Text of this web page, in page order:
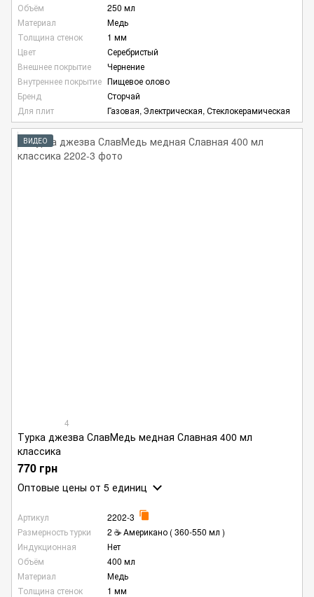
Объём
250 мл
Материал
Медь
Толщина стенок
1 мм
Цвет
Серебристый
Внешнее покрытие
Чернение
Внутреннее покрытие Пищевое олово
Бренд
Сторчай
Для плит
Газовая, Электрическая, Стеклокерамическая
ВИДЕО
4
Турка джезва СлавМедь медная Славная 400 мл
классика
770 грн
Оптовые цены от 5 единиц
Артикул
2202-3
Размерность турки
2 ☕ Американо ( 360-550 мл )
Индукционная
Нет
Объём
400 мл
Материал
Медь
Толщина стенок
1 мм